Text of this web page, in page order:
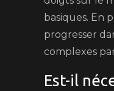
basiques. En
progresser
complexes
Est-il